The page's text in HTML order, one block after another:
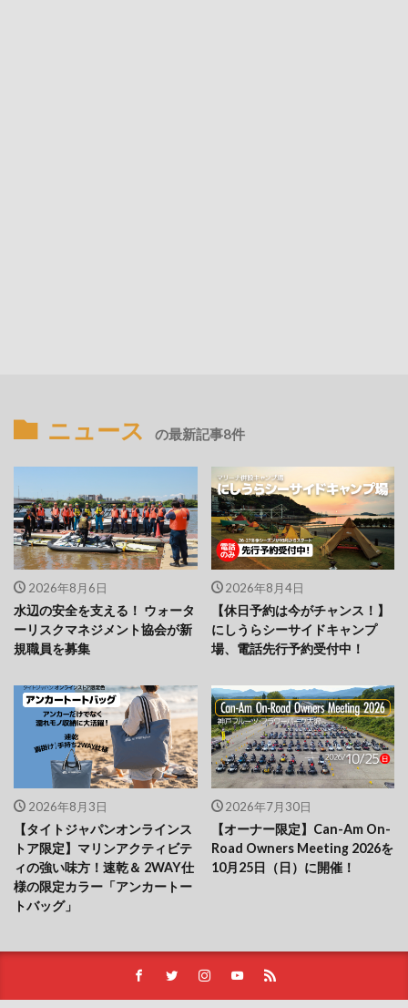
ニュース の最新記事8件
2026年8月6日
水辺の安全を支える！ ウォータ
ーリスクマネジメント協会が新
規職員を募集
2026年8月4日
【休日予約は今がチャンス！】
にしうらシーサイドキャンプ
場、電話先行予約受付中！
2026年8月3日
【タイトジャパンオンラインス
トア限定】マリンアクティビテ
ィの強い味方！速乾＆ 2WAY仕
様の限定カラー「アンカートー
トバッグ」
2026年7月30日
【オーナー限定】Can-Am On-
Road Owners Meeting 2026を
10月25日（日）に開催！